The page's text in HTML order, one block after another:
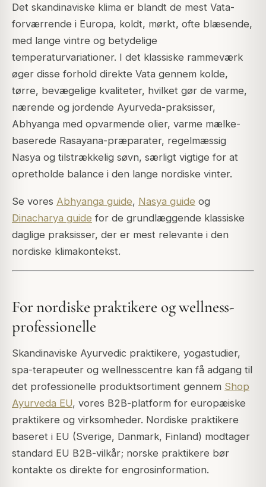
Det skandinaviske klima er blandt de mest Vata-
forværrende i Europa, koldt, mørkt, ofte blæsende,
med lange vintre og betydelige
temperaturvariationer. I det klassiske rammeværk
øger disse forhold direkte Vata gennem kolde,
tørre, bevægelige kvaliteter, hvilket gør de varme,
nærende og jordende Ayurveda-praksisser,
Abhyanga med opvarmende olier, varme mælke-
baserede Rasayana-præparater, regelmæssig
Nasya og tilstrækkelig søvn, særligt vigtige for at
opretholde balance i den lange nordiske vinter.
Se vores Abhyanga guide, Nasya guide og
Dinacharya guide for de grundlæggende klassiske
daglige praksisser, der er mest relevante i den
nordiske klimakontekst.
For nordiske praktikere og wellness-
professionelle
Skandinaviske Ayurvedic praktikere, yogastudier,
spa-terapeuter og wellnesscentre kan få adgang til
det professionelle produktsortiment gennem Shop
Ayurveda EU, vores B2B-platform for europæiske
praktikere og virksomheder. Nordiske praktikere
baseret i EU (Sverige, Danmark, Finland) modtager
standard EU B2B-vilkår; norske praktikere bør
kontakte os direkte for engrosinformation.